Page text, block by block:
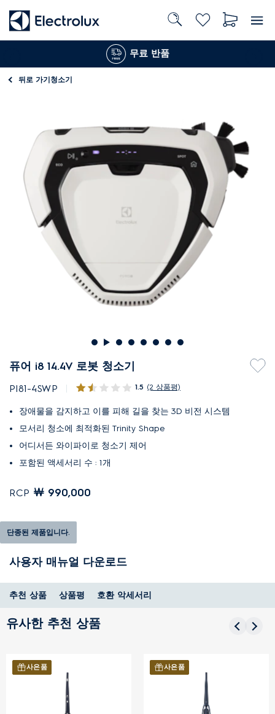
무료 반품
뒤로 가기청소기
퓨어 i8 14.4V 로봇 청소기
PI81-4SWP 1.5 (2 상품평)
장애물을 감지하고 이를 피해 길을 찾는 3D 비전 시스템
모서리 청소에 최적화된 Trinity Shape
어디서든 와이파이로 청소기 제어
포함된 액세서리 수 : 1개
RCP ￦ 990,000
단종된 제품입니다.
사용자 매뉴얼 다운로드
추천 상품 상품평 호환 악세서리
유사한 추천 상품
사은품 사은품